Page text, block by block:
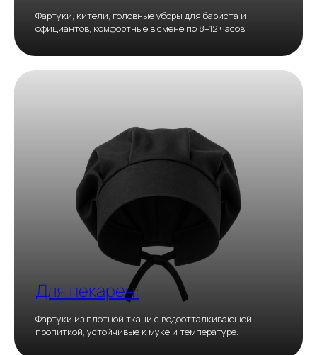
Фартуки, кители, головные уборы для бариста и
официантов, комфортные в смене по 8–12 часов.
Для пекарен:
Фартуки из плотной ткани с водоотталкивающей
пропиткой, устойчивые к муке и температуре.